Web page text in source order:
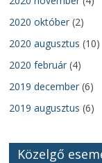
2020 október (2)
2020 augusztus (10)
2020 február (4)
2019 december (6)
2019 augusztus (6)
Közelgő